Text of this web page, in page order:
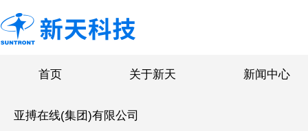
首页 关于新天 新闻中心
亚搏在线(集团)有限公司